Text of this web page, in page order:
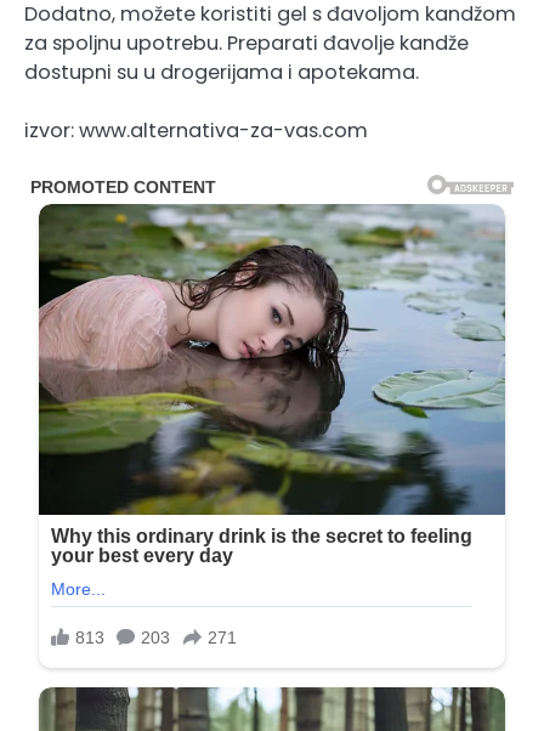
Dodatno, možete koristiti gel s đavoljom kandžom
za spoljnu upotrebu. Preparati đavolje kandže
dostupni su u drogerijama i apotekama.
izvor: www.alternativa-za-vas.com